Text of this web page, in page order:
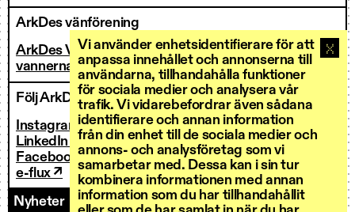
Vi använder enhetsidentifierare för att
anpassa innehållet och annonserna till
användarna, tillhandahålla funktioner
för sociala medier och analysera vår
trafik. Vi vidarebefordrar även sådana
identifierare och annan information
från din enhet till de sociala medier och
annons- och analysföretag som vi
samarbetar med. Dessa kan i sin tur
kombinera informationen med annan
information som du har tillhandahållit
ArkDes vänförening
ArkDes Vänner
vannerna@arkdes.se
Följ ArkDes
Instagram ↗
LinkedIn ↗
Facebook ↗
e-flux ↗
Nyheter
Kontakt Personal Fakturering